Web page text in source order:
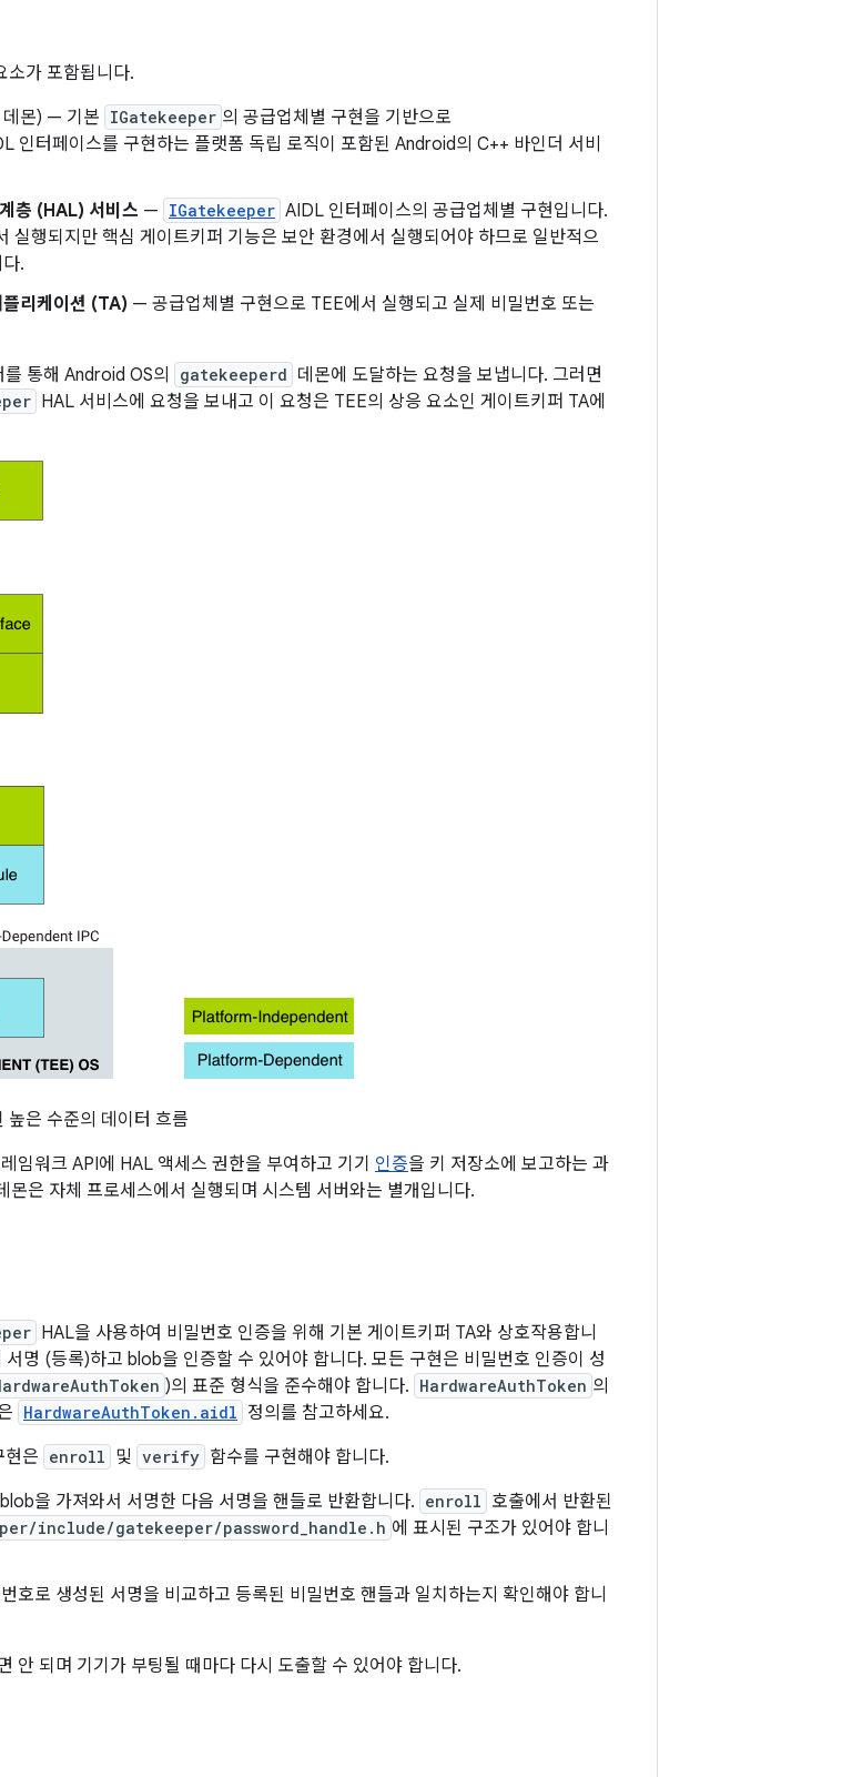
소가 포함됩니다.
데몬) — 기본 IGatekeeper 의 공급업체별 구현을 기반으로
인터페이스를 구현하는 플랫폼 독립 로직이 포함된 Android의 C++ 바인더 서비
층 (HAL) 서비스 — IGatekeeper AIDL 인터페이스의 공급업체별 구현입니다.
실행되지만 핵심 게이트키퍼 기능은 보안 환경에서 실행되어야 하므로 일반적으
.
리케이션 (TA) — 공급업체별 구현으로 TEE에서 실행되고 실제 비밀번호 또는
통해 Android OS의 gatekeeperd 데몬에 도달하는 요청을 보냅니다. 그러면
HAL 서비스에 요청을 보내고 이 요청은 TEE의 상응 요소인 게이트키퍼 TA에
은 수준의 데이터 흐름
임워크 API에 HAL 액세스 권한을 부여하고 기기 인증을 키 저장소에 보고하는 과
몬은 자체 프로세스에서 실행되며 시스템 서버와는 별개입니다.
HAL을 사용하여 비밀번호 인증을 위해 기본 게이트키퍼 TA와 상호작용합니
명 (등록)하고 blob을 인증할 수 있어야 합니다. 모든 구현은 비밀번호 인증이 성
)의 표준 형식을 준수해야 합니다. HardwareAuthToken 의
HardwareAuthToken.aidl 정의를 참고하세요.
현은 enroll 및 verify 함수를 구현해야 합니다.
을 가져와서 서명한 다음 서명을 핸들로 반환합니다. enroll 호출에서 반환된
include/gatekeeper/password_handle.h 에 표시된 구조가 있어야 합니
호로 생성된 서명을 비교하고 등록된 비밀번호 핸들과 일치하는지 확인해야 합니
안 되며 기기가 부팅될 때마다 다시 도출할 수 있어야 합니다.